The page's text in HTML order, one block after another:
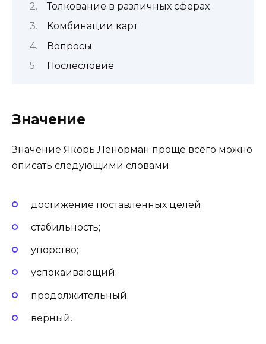
Толкование в различных сферах
Комбинации карт
Вопросы
Послесловие
Значение
Значение Якорь Ленорман проще всего можно
описать следующими словами:
достижение поставленных целей;
стабильность;
упорство;
успокаивающий;
продолжительный;
верный.